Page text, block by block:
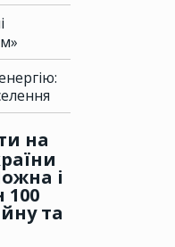
на
і
100
та